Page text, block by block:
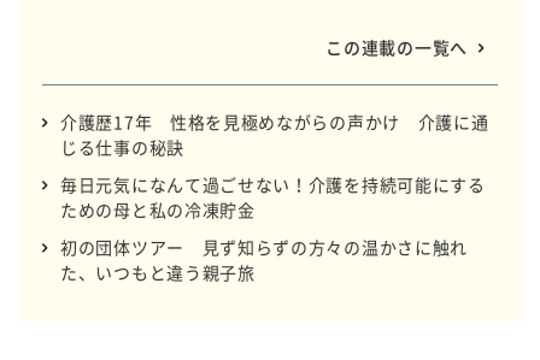
エ流」日々の暮らし、教えてもらいましょ。この連載の一覧へ
介護歴17年 性格を見極めながらの声かけ 介護に通
じる仕事の秘訣
毎日元気になんて過ごせない！介護を持続可能にする
ための母と私の冷凍貯金
初の団体ツアー 見ず知らずの方々の温かさに触れ
た、いつもと違う親子旅